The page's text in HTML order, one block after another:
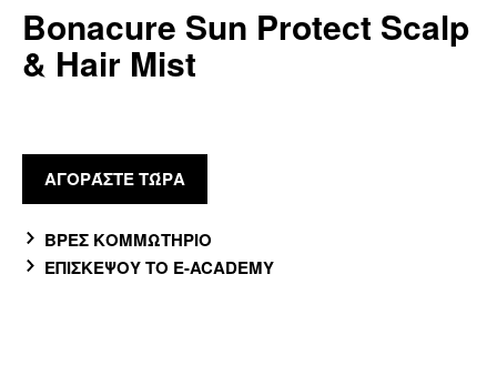
Bonacure Sun Protect Scalp
& Hair Mist
ΑΓΟΡΆΣΤΕ ΤΏΡΑ
ΒΡΕΣ ΚΟΜΜΩΤΗΡΙΟ
ΕΠΙΣΚΕΨΟΥ ΤΟ E-ACADEMY